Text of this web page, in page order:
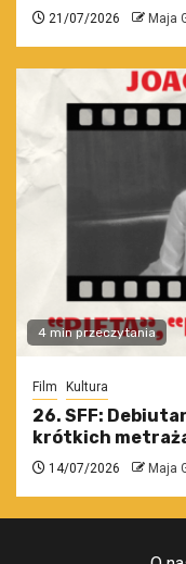
21/07/2026 Maja
4 min przeczytania
Film Kultura
26. SFF:
krótkich
14/07/2026 Maja